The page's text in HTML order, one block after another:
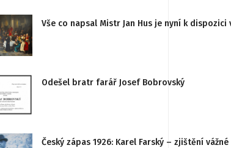
Vše co napsal Mistr Jan Hus je nyní k
Odešel bratr farář Josef Bobrovský
Český zápas 1926: Karel Farský – zjištění